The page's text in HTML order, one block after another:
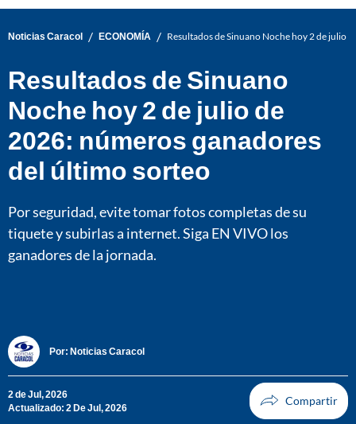
Noticias Caracol / ECONOMÍA / Resultados de Sinuano Noche hoy 2 de julio
Resultados de Sinuano
Noche hoy 2 de julio de
2026: números ganadores
del último sorteo
Por seguridad, evite tomar fotos completas de su
tiquete y subirlas a internet. Siga EN VIVO los
ganadores de la jornada.
Por: Noticias Caracol
2 de Jul, 2026
Actualizado: 2 De Jul, 2026